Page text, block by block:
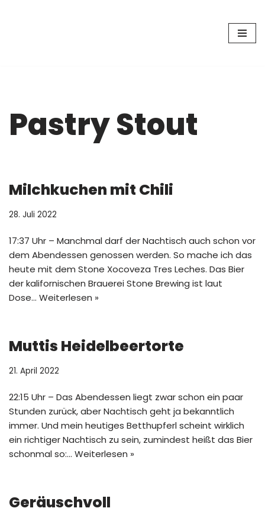
Pastry Stout
Milchkuchen mit Chili
28. Juli 2022
17:37 Uhr – Manchmal darf der Nachtisch auch schon vor
dem Abendessen genossen werden. So mache ich das
heute mit dem Stone Xocoveza Tres Leches. Das Bier
der kalifornischen Brauerei Stone Brewing ist laut
Dose… Weiterlesen »
Muttis Heidelbeertorte
21. April 2022
22:15 Uhr – Das Abendessen liegt zwar schon ein paar
Stunden zurück, aber Nachtisch geht ja bekanntlich
immer. Und mein heutiges Betthupferl scheint wirklich
ein richtiger Nachtisch zu sein, zumindest heißt das Bier
schonmal so:… Weiterlesen »
Geräuschvoll